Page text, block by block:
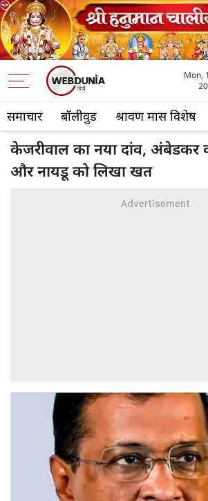
समाचार बॉलीवुड श्रावण मास विशेष
Mon,
केजरीवाल का नया दांव, अंबेडकर
और नायडू को लिखा खत